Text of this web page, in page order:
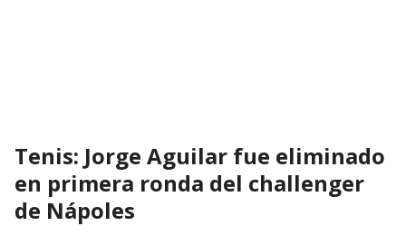
Tenis: Jorge Aguilar fue eliminado
en primera ronda del challenger
de Nápoles